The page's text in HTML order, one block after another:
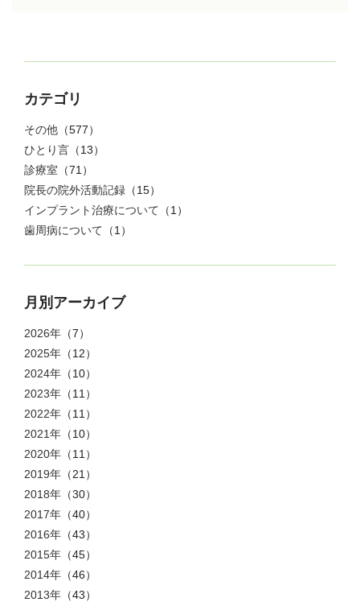
カテゴリ
その他 （577）
ひとり言 （13）
診療室 （71）
院長の院外活動記録 （15）
インプラント治療について （1）
歯周病について （1）
月別アーカイブ
2026年 （7）
2025年 （12）
2024年 （10）
2023年 （11）
2022年 （11）
2021年 （10）
2020年 （11）
2019年 （21）
2018年 （30）
2017年 （40）
2016年 （43）
2015年 （45）
2014年 （46）
2013年 （43）